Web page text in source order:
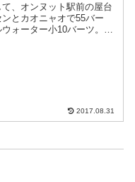
、オンヌット駅前の屋台
とカオニャオで55バー
ォーター小10バーツ。
2017.08.31